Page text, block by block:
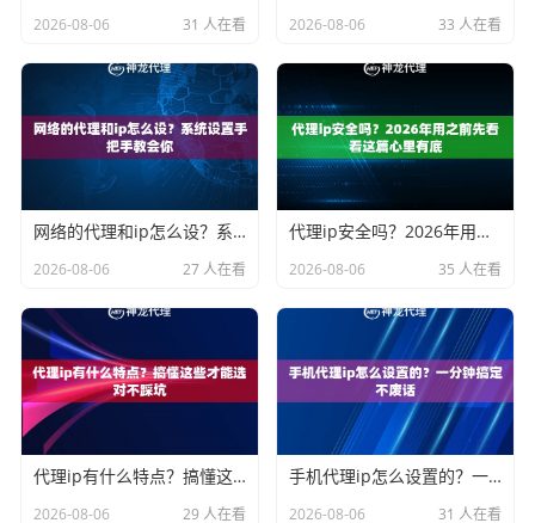
2026-08-06 31 人在看 2026-08-06 33 人在看
网络的代理和ip怎么设？系统设置手把手教会你
2026-08-06 27 人在看
代理ip安全吗？2026年用之前先看看这篇心里有底
2026-08-06 35 人在看
代理ip有什么特点？搞懂这些才能选对不踩坑
2026-08-06 29 人在看
手机代理ip怎么设置的？一分钟搞定不废话
2026-08-06 31 人在看